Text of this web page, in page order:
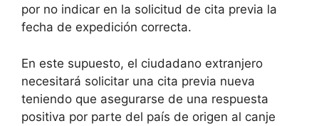
por no indicar en la solicitud de cita previa la
fecha de expedición correcta.
En este supuesto, el ciudadano extranjero
necesitará solicitar una cita previa nueva
teniendo que asegurarse de una respuesta
positiva por parte del país de origen al canje